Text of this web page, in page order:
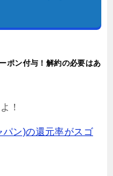
ポン付与！解約の必要はあ
！
ン)の還元率がスゴ